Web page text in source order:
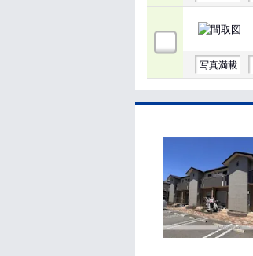
写真満載